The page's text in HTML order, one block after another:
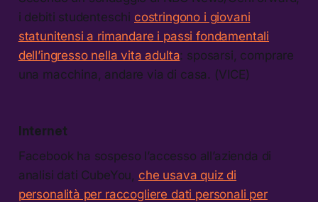
i debiti studenteschi costringono i giovani
statunitensi a rimandare i passi fondamentali
dell’ingresso nella vita adulta: sposarsi, comprare
una macchina, andare via di casa. (VICE)
Internet
Facebook ha sospeso l’accesso all’azienda di
analisi dati CubeYou, che usava quiz di
personalità per raccogliere dati personali per